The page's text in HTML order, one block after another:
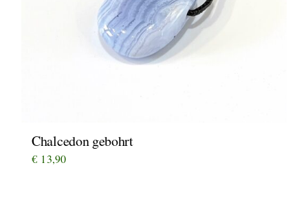
Chalcedon gebohrt
€ 13,90